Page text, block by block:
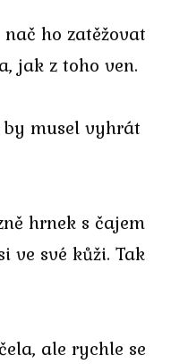
ho zatěžovat
jak z toho ven.
musel vyhrát
hrnek s čajem
ve své kůži. Tak
ale rychle se